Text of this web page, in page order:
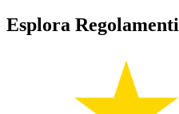
Esplora Regolamenti